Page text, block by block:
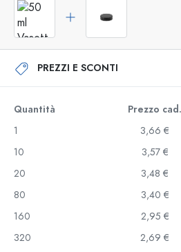
PREZZI E SCONTI
Quantità Prezzo cad.
1
3,66 €
10
3,57 €
20
3,48 €
80
3,40 €
160
2,95 €
320
2,69 €